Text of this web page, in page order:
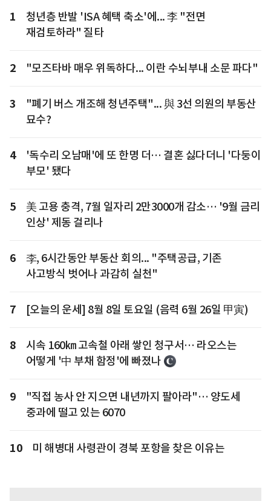
1
청년층 반발 'ISA 혜택 축소'에... 李 "전면
재검토하라" 질타
2 "모즈타바 매우 위독하다... 이란 수뇌부내 소문 파다"
3
"폐기 버스 개조해 청년주택"... 與 3선 의원의 부동산
묘수?
4
'독수리 오남매'에 또 한명 더… 결혼 싫다더니 '다둥이
부모' 됐다
5
美 고용 충격, 7월 일자리 2만3000개 감소… '9월 금리
인상' 제동 걸리나
6
李, 6시간동안 부동산 회의... "주택공급, 기존
사고방식 벗어나 과감히 실천"
7 [오늘의 운세] 8월 8일 토요일 (음력 6월 26일 甲寅)
8
시속 160㎞ 고속철 아래 쌓인 청구서… 라오스는
어떻게 '中 부채 함정'에 빠졌나
9
"직접 농사 안 지으면 내년까지 팔아라"… 양도세
중과에 떨고 있는 6070
10 미 해병대 사령관이 경북 포항을 찾은 이유는